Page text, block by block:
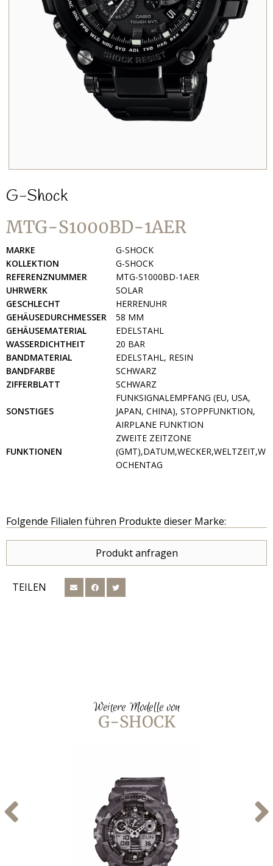
G-Shock
MTG-S1000BD-1AER
MARKE
G-SHOCK
KOLLEKTION
G-SHOCK
REFERENZNUMMER
MTG-S1000BD-1AER
UHRWERK
SOLAR
GESCHLECHT
HERRENUHR
GEHÄUSEDURCHMESSER
58 MM
GEHÄUSEMATERIAL
EDELSTAHL
WASSERDICHTHEIT
20 BAR
BANDMATERIAL
EDELSTAHL, RESIN
BANDFARBE
SCHWARZ
ZIFFERBLATT
SCHWARZ
SONSTIGES
FUNKSIGNALEMPFANG (EU, USA,
JAPAN, CHINA), STOPPFUNKTION,
AIRPLANE FUNKTION
FUNKTIONEN
ZWEITE ZEITZONE
(GMT),DATUM,WECKER,WELTZEIT,W
OCHENTAG
Folgende Filialen führen Produkte dieser Marke:
Produkt anfragen
TEILEN
Weitere Modelle von
G-SHOCK